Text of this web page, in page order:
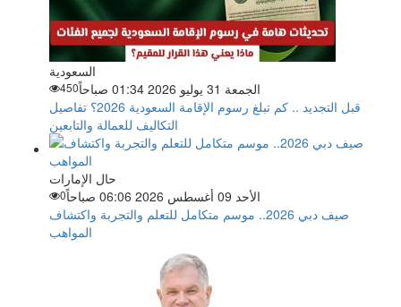
السعودية
الجمعة 31 يوليو 2026 01:34 صباحاً
450
قبل التجديد .. كم تبلغ رسوم الإقامة السعودية 2026؟ تفاصيل
التكاليف للعمالة والتابعين
حال الإمارات
الأحد 09 أغسطس 2026 06:06 صباحاً
0
صيف دبي 2026.. موسم متكامل للتعلم والتجربة واكتشاف
المواهب